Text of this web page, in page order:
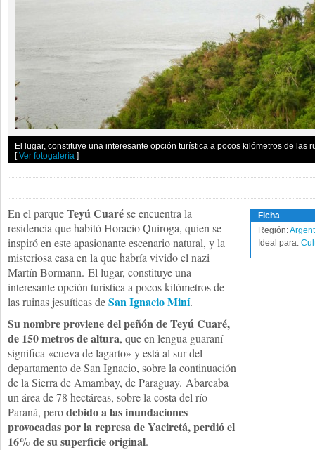
El lugar, constituye una interesante opción turística a pocos kilómetros de las
[Ver fotogalería ]
Ficha
Región:
Ideal para:
En el parqueTeyú Cuarése encuentra la
residencia que habitó Horacio Quiroga, quien se
inspiró en este apasionante escenario natural, y la
misteriosa casa en la que habría vivido el nazi
Martín Bormann. El lugar, constituye una
interesante opción turística a pocos kilómetros de
las ruinas jesuíticas deSan Ignacio Miní.
Su nombre proviene del peñón de Teyú Cuaré,
de 150 metros de altura, que en lengua guaraní
significa «cueva de lagarto» y está al sur del
departamento de San Ignacio, sobre la continuación
de la Sierra de Amambay, de Paraguay. Abarcaba
un área de 78 hectáreas, sobre la costa del río
Paraná, perodebido a las inundaciones
provocadas por la represa de Yaciretá, perdió el
16% de su superficie original.